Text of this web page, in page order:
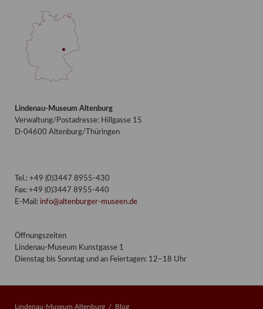
Lindenau-Museum Altenburg
Verwaltung/Postadresse: Hillgasse 15
D-04600 Altenburg/Thüringen
Tel.: +49 (0)3447 8955-430
Fax: +49 (0)3447 8955-440
E-Mail: info@altenburger-museen.de
Öffnungszeiten
Lindenau-Museum Kunstgasse 1
Dienstag bis Sonntag und an Feiertagen: 12–18 Uhr
Lindenau-Museum Altenburg Blog